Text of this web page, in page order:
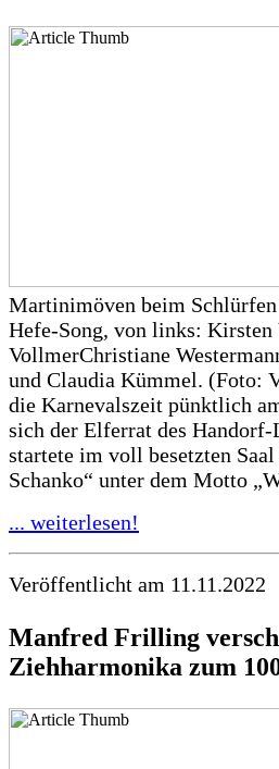
Martinimöven beim
Hefe-Song, von links: Kirsten
VollmerChristiane
und Claudia Kümmel. (Foto:
die Karnevalszeit pünktlich
sich der Elferrat des Handorf-
startete im voll besetzten
Schanko“ unter dem Motto
... weiterlesen!
Veröffentlicht am 11.11.2022
Manfred Frilling
Ziehharmonika zum